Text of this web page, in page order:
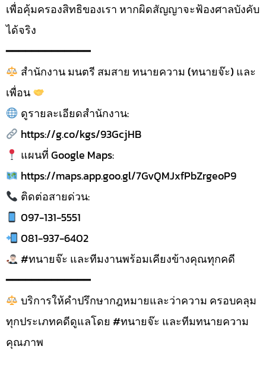
เพื่อคุ้มครองสิทธิของเรา หากผิดสัญญาจะฟ้องศาลบังคับ
ได้จริง
━━━━━━━━━━━━━
สำนักงาน มนตรี สมสาย ทนายความ (ทนายจ๊ะ) และ
เพื่อน
ดูรายละเอียดสำนักงาน:
https://g.co/kgs/93GcjHB
แผนที่ Google Maps:
https://maps.app.goo.gl/7GvQMJxfPbZrgeoP9
ติดต่อสายด่วน:
097-131-5551
081-937-6402
#ทนายจ๊ะ และทีมงานพร้อมเคียงข้างคุณทุกคดี
━━━━━━━━━━━━━
บริการให้คำปรึกษากฎหมายและว่าความ ครอบคลุม
ทุกประเภทคดีดูแลโดย #ทนายจ๊ะ และทีมทนายความ
คุณภาพ